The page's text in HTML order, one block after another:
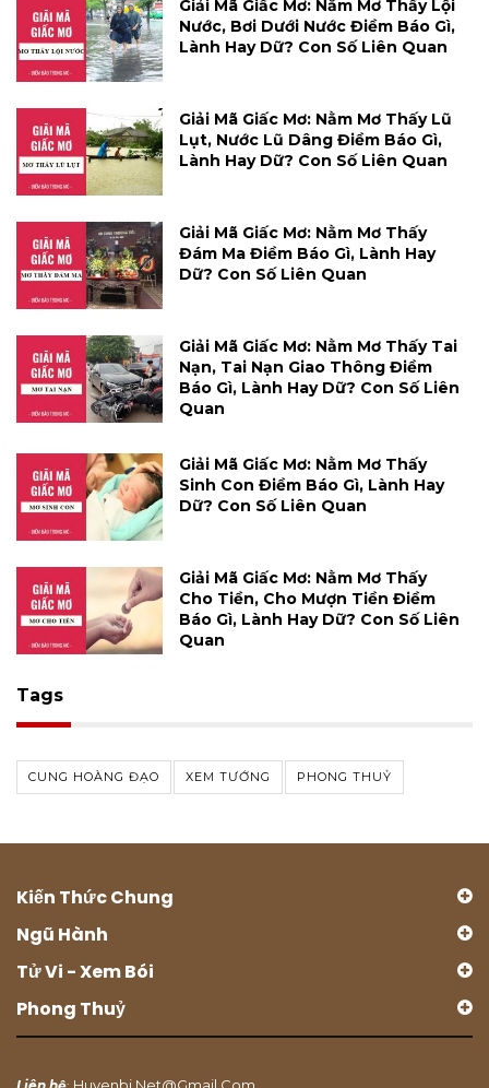
Giải Mã Giấc Mơ: Nằm Mơ Thấy Lội
Nước, Bơi Dưới Nước Điềm Báo Gì,
Lành Hay Dữ? Con Số Liên Quan
Giải Mã Giấc Mơ: Nằm Mơ Thấy Lũ
Lụt, Nước Lũ Dâng Điềm Báo Gì,
Lành Hay Dữ? Con Số Liên Quan
Giải Mã Giấc Mơ: Nằm Mơ Thấy
Đám Ma Điềm Báo Gì, Lành Hay
Dữ? Con Số Liên Quan
Giải Mã Giấc Mơ: Nằm Mơ Thấy Tai
Nạn, Tai Nạn Giao Thông Điềm
Báo Gì, Lành Hay Dữ? Con Số Liên
Quan
Giải Mã Giấc Mơ: Nằm Mơ Thấy
Sinh Con Điềm Báo Gì, Lành Hay
Dữ? Con Số Liên Quan
Giải Mã Giấc Mơ: Nằm Mơ Thấy
Cho Tiền, Cho Mượn Tiền Điềm
Báo Gì, Lành Hay Dữ? Con Số Liên
Quan
Tags
CUNG HOÀNG ĐẠO XEM TƯỚNG PHONG THUỶ
Kiến Thức Chung
Ngũ Hành
Tử Vi - Xem Bói
Phong Thuỷ